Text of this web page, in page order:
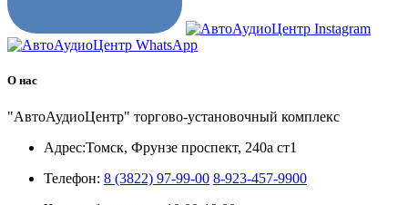
О нас
"АвтоАудиоЦентр" торгово-установочный комплекс
Адрес:Томск, Фрунзе проспект, 240а ст1
Телефон: 8 (3822) 97-99-00 8-923-457-9900